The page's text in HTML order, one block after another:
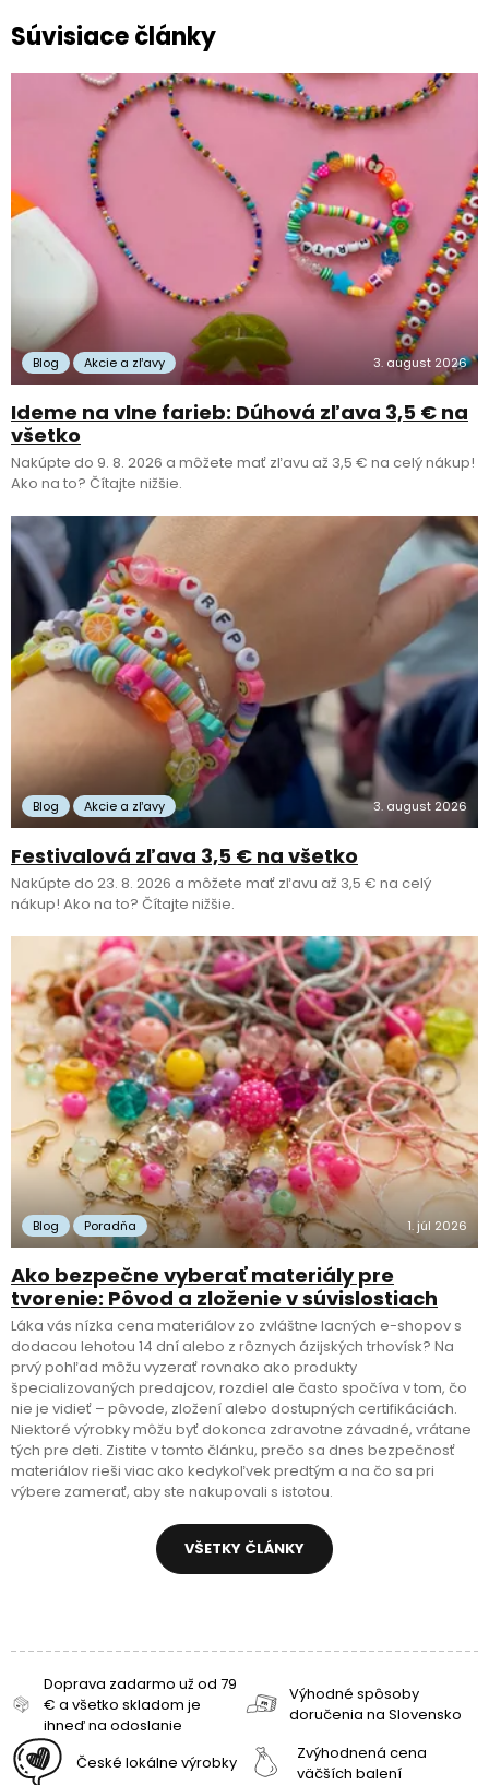
Súvisiace články
Blog Akcie a zľavy 3. august 2026
Ideme na vlne farieb: Dúhová zľava 3,5 € na
všetko
Nakúpte do 9. 8. 2026 a môžete mať zľavu až 3,5 € na celý nákup!
Ako na to? Čítajte nižšie.
Blog Akcie a zľavy 3. august 2026
Festivalová zľava 3,5 € na všetko
Nakúpte do 23. 8. 2026 a môžete mať zľavu až 3,5 € na celý
nákup! Ako na to? Čítajte nižšie.
Blog Poradňa 1. júl 2026
Ako bezpečne vyberať materiály pre
tvorenie: Pôvod a zloženie v súvislostiach
Láka vás nízka cena materiálov zo zvláštne lacných e-shopov s
dodacou lehotou 14 dní alebo z rôznych ázijských trhovísk? Na
prvý pohľad môžu vyzerať rovnako ako produkty
špecializovaných predajcov, rozdiel ale často spočíva v tom, čo
nie je vidieť – pôvode, zložení alebo dostupných certifikáciách.
Niektoré výrobky môžu byť dokonca zdravotne závadné, vrátane
tých pre deti. Zistite v tomto článku, prečo sa dnes bezpečnosť
materiálov rieši viac ako kedykoľvek predtým a na čo sa pri
výbere zamerať, aby ste nakupovali s istotou.
VŠETKY ČLÁNKY
Doprava zadarmo už od 79
€ a všetko skladom je
ihneď na odoslanie
Výhodné spôsoby
doručenia na Slovensko
České lokálne výrobky
Zvýhodnená cena
väčších balení